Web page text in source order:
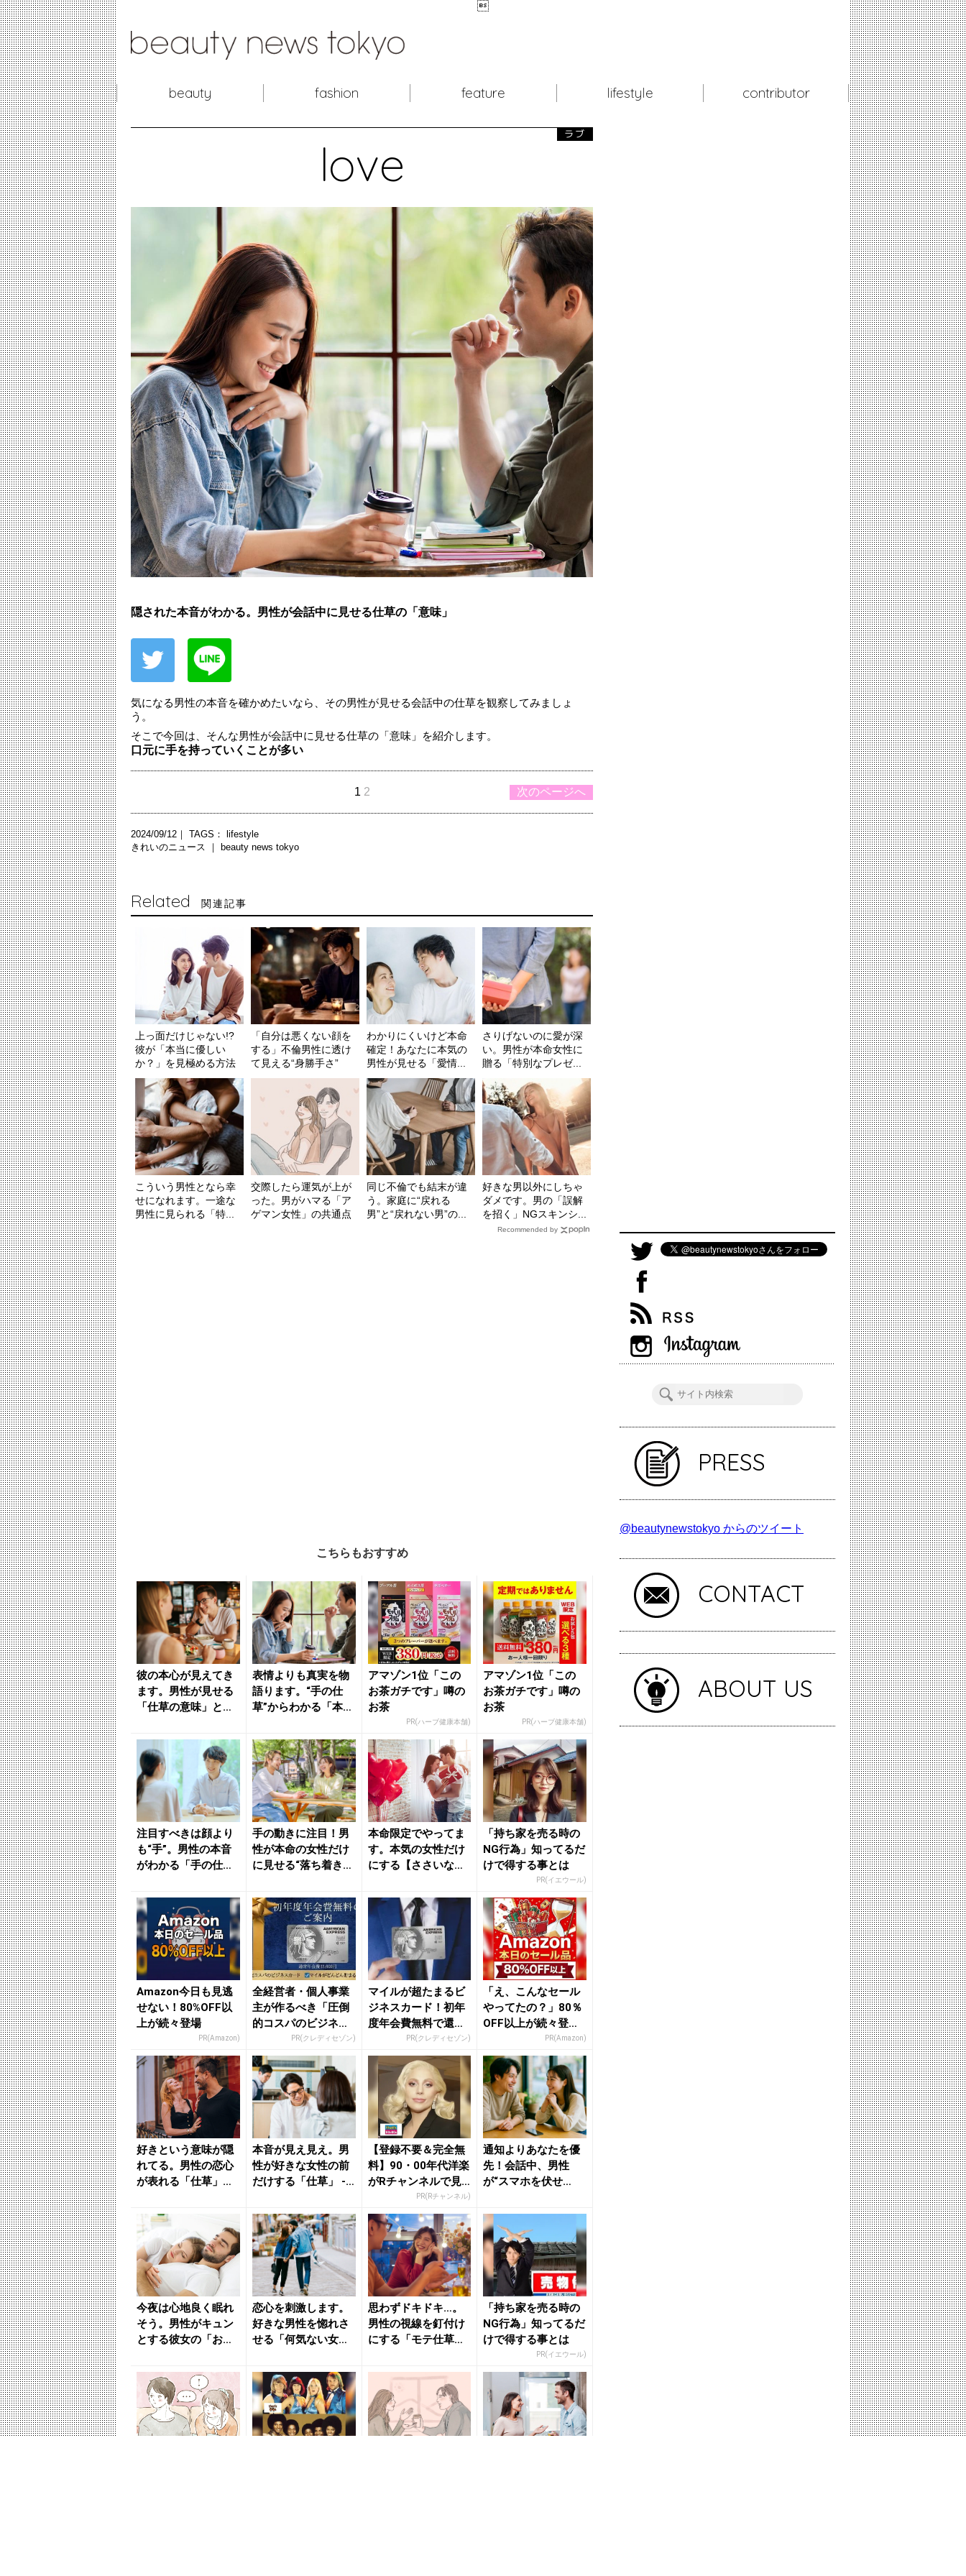

beauty fashion feature lifestyle contributor
love
ラブ
隠された本音がわかる。男性が会話中に見せる仕草の「意味」
気になる男性の本音を確かめたいなら、その男性が見せる会話中の仕草を観察してみましょ
う。
そこで今回は、そんな男性が会話中に見せる仕草の「意味」を紹介します。
口元に手を持っていくことが多い
次のページへ
1 2
2024/09/12｜ TAGS： lifestyle
きれいのニュース ｜ beauty news tokyo
Related 関連記事
上っ面だけじゃない!?
彼が「本当に優しい
か？」を見極める方法
「自分は悪くない顔を
する」不倫男性に透け
て見える“身勝手さ”
わかりにくいけど本命
確定！あなたに本気の
男性が見せる「愛情...
さりげないのに愛が深
い。男性が本命女性に
贈る「特別なプレゼ...
こういう男性となら幸
せになれます。一途な
男性に見られる「特...
交際したら運気が上が
った。男がハマる「ア
ゲマン女性」の共通点
同じ不倫でも結末が違
う。家庭に“戻れる
男”と“戻れない男”の...
好きな男以外にしちゃ
ダメです。男の「誤解
を招く」NGスキンシ...
Recommended by
こちらもおすすめ
彼の本心が見えてき
ます。男性が見せる
「仕草の意味」とは
｜b...
表情よりも真実を物
語ります。“手の仕
草”からわかる「本命
い...
アマゾン1位「この
お茶ガチです」噂の
お茶
PR(ハーブ健康本舗)
アマゾン1位「この
お茶ガチです」噂の
お茶
PR(ハーブ健康本舗)
注目すべきは顔より
も“手”。男性の本音
がわかる「手の仕
ース...
手の動きに注目！男
性が本命の女性だけ
に見せる“落ち着きの
の...
本命限定でやってま
す。本気の女性だけ
にする【ささいな気
ュー...
「持ち家を売る時の
NG行為」知ってるだ
けで得する事とは
PR(イエウール)
Amazon今日も見逃
せない！80%OFF以
上が続々登場
PR(Amazon)
全経営者・個人事業
主が作るべき「圧倒
的コスパのビジネス
カード」PR(クレディセゾン)
マイルが超たまるビ
ジネスカード！初年
度年会費無料で還元
率最大1.125%PR(クレディセゾン)
「え、こんなセール
やってたの？」80％
OFF以上が続々登
場！Amazonの本気
が...
PR(Amazon)
好きという意味が隠
れてる。男性の恋心
が表れる「仕草」と
ス｜...
本音が見え見え。男
性が好きな女性の前
だけする「仕草」 -
be...
【登録不要＆完全無
料】90・00年代洋楽
がRチャンネルで見
PR(Rチャンネル)
通知よりあなたを優
先！会話中、男性
が“スマホを伏せ
ン」 - き...
今夜は心地良く眠れ
そう。男性がキュン
とする彼女の「おや
のニ...
恋心を刺激します。
好きな男性を惚れさ
せる「何気ない女性
ニュ...
思わずドキドキ…。
男性の視線を釘付け
にする「モテ仕草」
｜b...
「持ち家を売る時の
NG行為」知ってるだ
けで得する事とは
PR(イエウール)
PRESS
@beautynewstokyo からのツイート
CONTACT
ABOUT US